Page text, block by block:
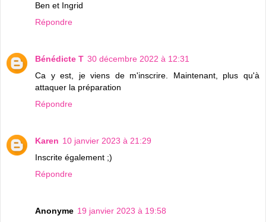
Ben et Ingrid
Répondre
Bénédicte T 30 décembre 2022 à 12:31
Ca y est, je viens de m'inscrire. Maintenant, plus qu'à
attaquer la préparation
Répondre
Karen 10 janvier 2023 à 21:29
Inscrite également ;)
Répondre
Anonyme 19 janvier 2023 à 19:58